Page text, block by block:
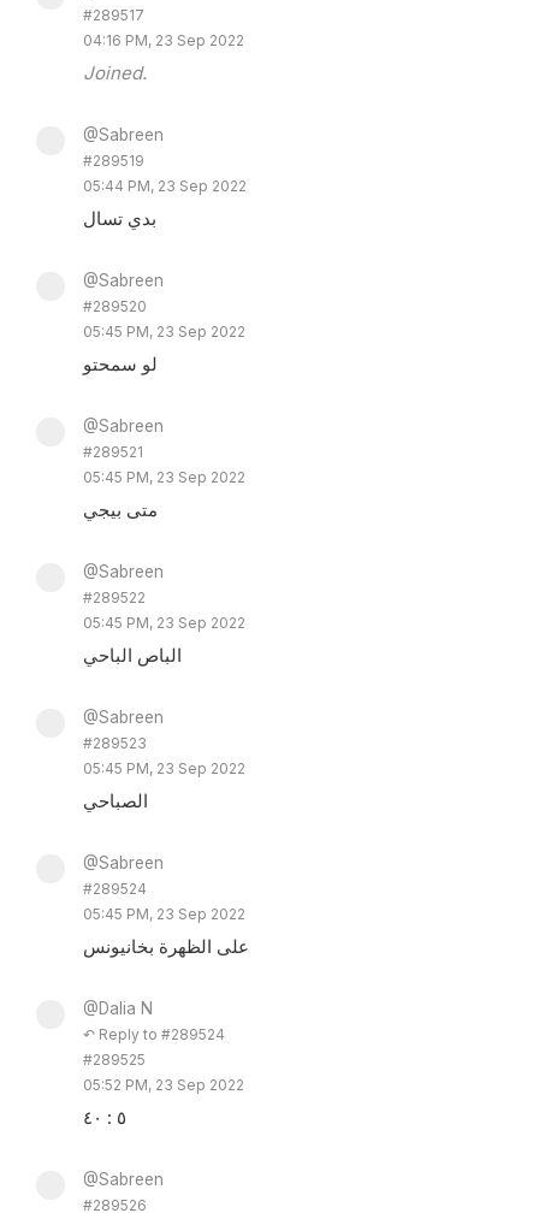
#289517
04:16 PM, 23 Sep 2022
Joined.
@Sabreen
#289519
05:44 PM, 23 Sep 2022
بدي تسال
@Sabreen
#289520
05:45 PM, 23 Sep 2022
لو سمحتو
@Sabreen
#289521
05:45 PM, 23 Sep 2022
متى بيجي
@Sabreen
#289522
05:45 PM, 23 Sep 2022
الباص الباحي
@Sabreen
#289523
05:45 PM, 23 Sep 2022
الصباحي
@Sabreen
#289524
05:45 PM, 23 Sep 2022
على الظهرة بخانيونس
@Dalia N
↶ Reply to #289524
#289525
05:52 PM, 23 Sep 2022
٥ : ٤٠
@Sabreen
#289526